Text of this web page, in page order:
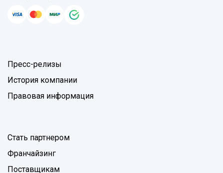
Пресс-релизы
История компании
Правовая информация
Стать партнером
Франчайзинг
Поставщикам